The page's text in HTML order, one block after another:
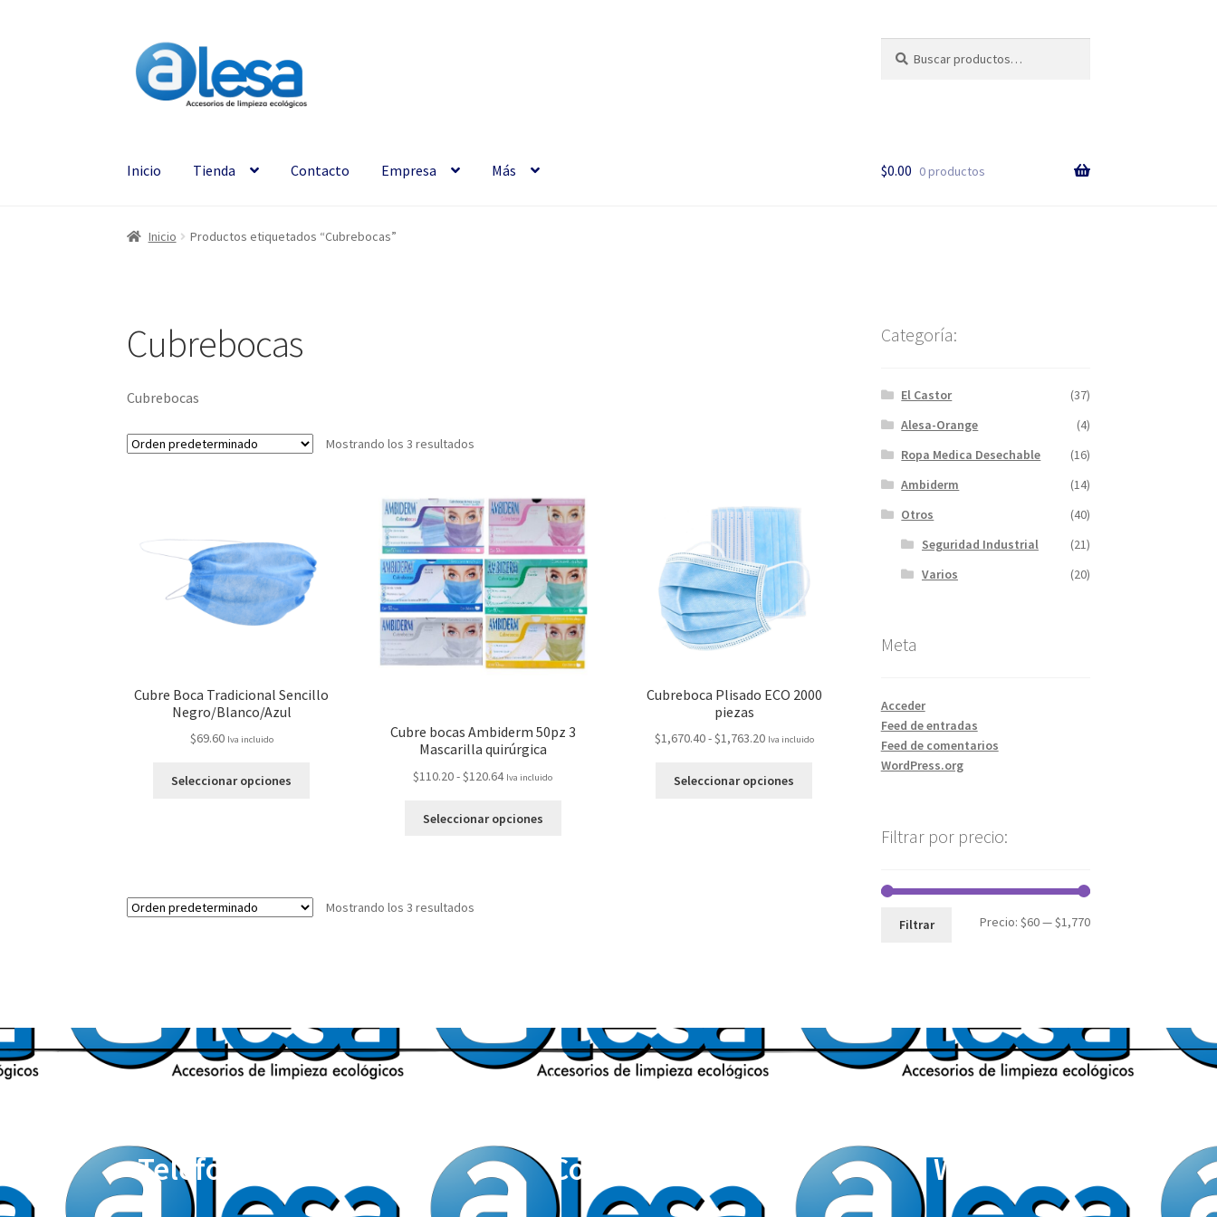
Inicio Tienda Contacto Empresa Más $0.00 0 productos
Inicio Productos etiquetados “Cubrebocas”
Cubrebocas
Cubrebocas
Mostrando los 3 resultados
Cubre Boca Tradicional Sencillo
Negro/Blanco/Azul
$69.60 Iva incluido
Seleccionar opciones
Cubre bocas Ambiderm 50pz 3
Mascarilla quirúrgica
$110.20-$120.64 Iva incluido
Seleccionar opciones
Cubreboca Plisado ECO 2000
piezas
$1,670.40-$1,763.20 Iva incluido
Seleccionar opciones
Mostrando los 3 resultados
Categoría:
El Castor
(37)
Alesa-Orange
(4)
Ropa Medica Desechable
(16)
Ambiderm
(14)
Otros
(40)
Seguridad Industrial
(21)
Varios
(20)
Meta
Acceder
Feed de entradas
Feed de comentarios
WordPress.org
Filtrar por precio:
Filtrar Precio: $60—$1,770
Accesorios de Limpieza ecológicos
Teléfonos: Correos: WhatsApp: